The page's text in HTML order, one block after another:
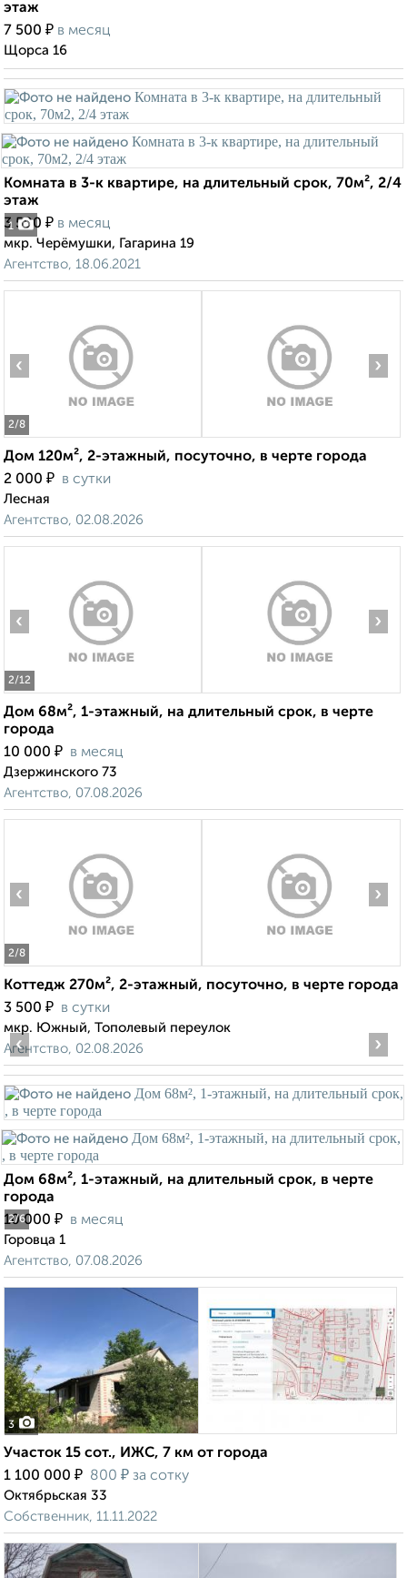
этаж
7 500 ₽ в месяц
Щорса 16
1
Комната в 3-к квартире, на длительный срок, 70м², 2/4
этаж
3 500 ₽ в месяц
мкр. Черёмушки, Гагарина 19
Агентство, 18.06.2021
2/8
‹ ›
Дом 120м², 2-этажный, посуточно, в черте города
2 000 ₽ в сутки
Лесная
Агентство, 02.08.2026
2/12
‹ ›
Дом 68м², 1-этажный, на длительный срок, в черте
города
10 000 ₽ в месяц
Дзержинского 73
Агентство, 07.08.2026
2/8
‹ ›
Коттедж 270м², 2-этажный, посуточно, в черте города
3 500 ₽ в сутки
мкр. Южный, Тополевый переулок
Агентство, 02.08.2026
2/6
‹ ›
Дом 68м², 1-этажный, на длительный срок, в черте
города
10 000 ₽ в месяц
Горовца 1
Агентство, 07.08.2026
3
Участок 15 сот., ИЖС, 7 км от города
1 100 000 ₽ 800 ₽ за сотку
Октябрьская 33
Собственник, 11.11.2022